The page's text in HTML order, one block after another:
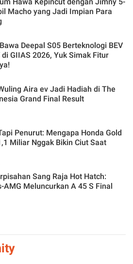
Macho yang Jadi Impian Para
Deepal S05 Berteknologi BEV
di GIIAS 2026, Yuk Simak Fitur
Aira ev Jadi Hadiah di The
Grand Final Result
Penurut: Mengapa Honda Gold
Miliar Nggak Bikin Ciut Saat
Sang Raja Hot Hatch:
AMG Meluncurkan A 45 S Final